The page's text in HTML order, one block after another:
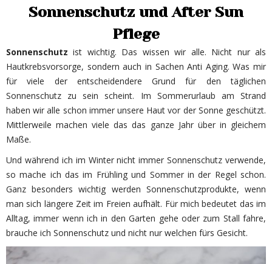
Sonnenschutz und After Sun
Pflege
Sonnenschutz ist wichtig. Das wissen wir alle. Nicht nur als
Hautkrebsvorsorge, sondern auch in Sachen Anti Aging. Was mir
für viele der entscheidendere Grund für den täglichen
Sonnenschutz zu sein scheint. Im Sommerurlaub am Strand
haben wir alle schon immer unsere Haut vor der Sonne geschützt.
Mittlerweile machen viele das das ganze Jahr über in gleichem
Maße.
Und während ich im Winter nicht immer Sonnenschutz verwende,
so mache ich das im Frühling und Sommer in der Regel schon.
Ganz besonders wichtig werden Sonnenschutzprodukte, wenn
man sich längere Zeit im Freien aufhält. Für mich bedeutet das im
Alltag, immer wenn ich in den Garten gehe oder zum Stall fahre,
brauche ich Sonnenschutz und nicht nur welchen fürs Gesicht.